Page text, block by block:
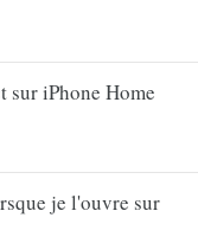
sur iPhone Home
je l'ouvre sur